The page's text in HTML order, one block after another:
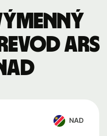
ARS
NAD